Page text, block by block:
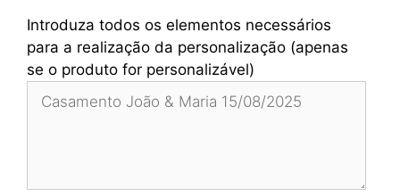
Introduza todos os elementos necessários
para a realização da personalização (apenas
se o produto for personalizável)